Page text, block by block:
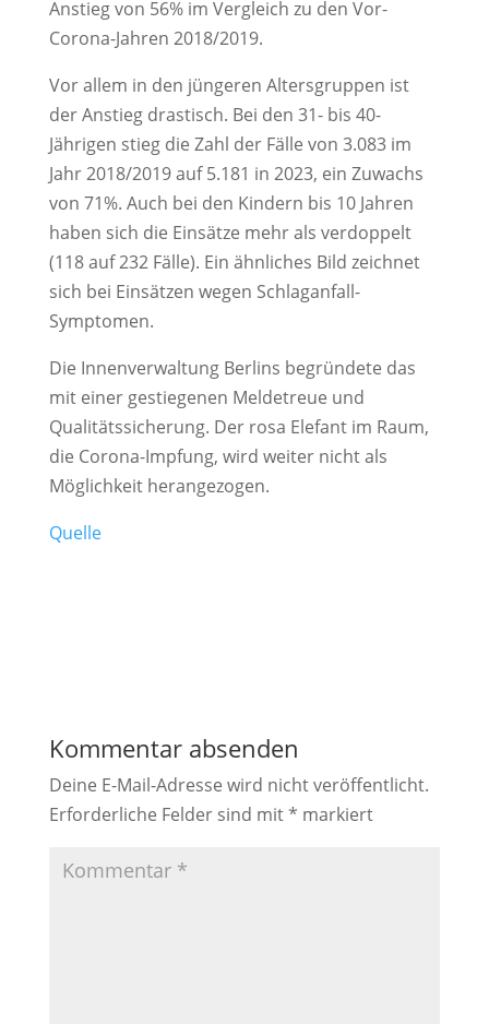
Anstieg von 56% im Vergleich zu den Vor-
Corona-Jahren 2018/2019.
Vor allem in den jüngeren Altersgruppen ist
der Anstieg drastisch. Bei den 31- bis 40-
Jährigen stieg die Zahl der Fälle von 3.083 im
Jahr 2018/2019 auf 5.181 in 2023, ein Zuwachs
von 71%. Auch bei den Kindern bis 10 Jahren
haben sich die Einsätze mehr als verdoppelt
(118 auf 232 Fälle). Ein ähnliches Bild zeichnet
sich bei Einsätzen wegen Schlaganfall-
Symptomen.
Die Innenverwaltung Berlins begründete das
mit einer gestiegenen Meldetreue und
Qualitätssicherung. Der rosa Elefant im Raum,
die Corona-Impfung, wird weiter nicht als
Möglichkeit herangezogen.
Quelle
Kommentar absenden
Deine E-Mail-Adresse wird nicht veröffentlicht.
Erforderliche Felder sind mit* markiert